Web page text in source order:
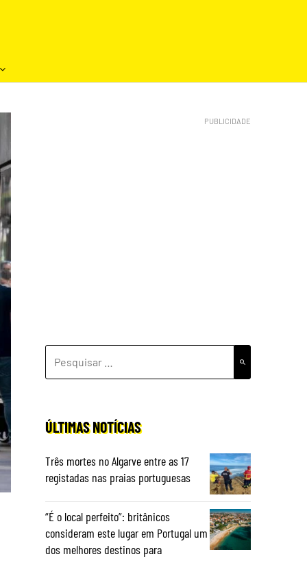
POR:
ÚLTIMAS NOTÍCIAS
Três mortes no Algarve entre as 17
registadas nas praias portuguesas
“É o local perfeito”: britânicos
consideram este lugar em Portugal um
dos melhores destinos para